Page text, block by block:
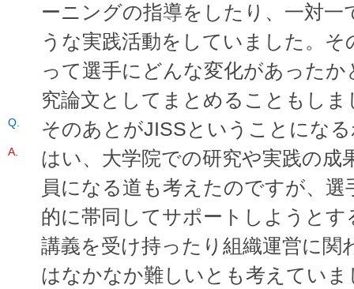
ーニングの指導をしたり、一対
うな実践活動をしていました。
って選手にどんな変化があった
究論文としてまとめることもしま
そのあとがJISSということにな
はい、大学院での研究や実践の成
員になる道も考えたのですが、
的に帯同してサポートしようと
講義を受け持ったり組織運営に関
はなかなか難しいとも考えてい